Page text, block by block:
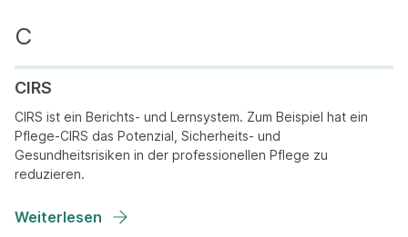
CIRS
CIRS ist ein Berichts- und Lernsystem. Zum Beispiel hat ein
Pflege-CIRS das Potenzial, Sicherheits- und
Gesundheitsrisiken in der professionellen Pflege zu
reduzieren.
Weiterlesen